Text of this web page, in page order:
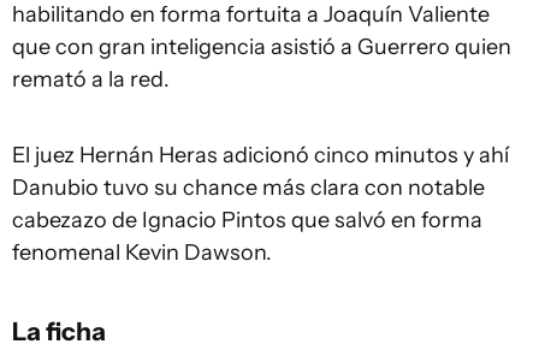
habilitando en forma fortuita a Joaquín Valiente
que con gran inteligencia asistió a Guerrero quien
remató a la red.
El juez Hernán Heras adicionó cinco minutos y ahí
Danubio tuvo su chance más clara con notable
cabezazo de Ignacio Pintos que salvó en forma
fenomenal Kevin Dawson.
La ficha